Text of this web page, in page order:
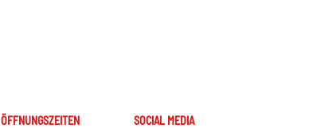
ÖFFNUNGSZEITEN
SOCIAL MEDIA